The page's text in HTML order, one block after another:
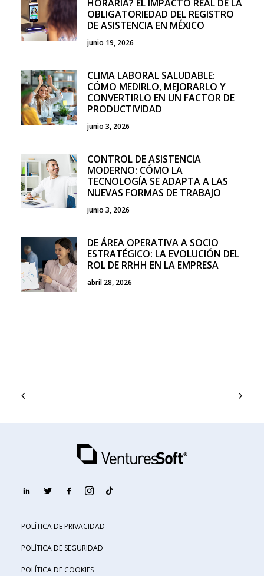
HORARIA? EL IMPACTO REAL DE LA
OBLIGATORIEDAD DEL REGISTRO
DE ASISTENCIA EN MÉXICO
junio 19, 2026
CLIMA LABORAL SALUDABLE:
CÓMO MEDIRLO, MEJORARLO Y
CONVERTIRLO EN UN FACTOR DE
PRODUCTIVIDAD
junio 3, 2026
CONTROL DE ASISTENCIA
MODERNO: CÓMO LA
TECNOLOGÍA SE ADAPTA A LAS
NUEVAS FORMAS DE TRABAJO
junio 3, 2026
DE ÁREA OPERATIVA A SOCIO
ESTRATÉGICO: LA EVOLUCIÓN DEL
ROL DE RRHH EN LA EMPRESA
abril 28, 2026
POLÍTICA DE PRIVACIDAD
POLÍTICA DE SEGURIDAD
POLÍTICA DE COOKIES